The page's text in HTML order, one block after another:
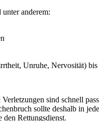
anderem:
Unruhe, Nervosität)
sind schnell
sollte deshalb in
Rettungsdienst.